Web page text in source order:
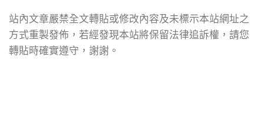
站內文章嚴禁全文轉貼或修改內容及未標示本站網址之
方式重製發佈，若經發現本站將保留法律追訴權，請您
轉貼時確實遵守，謝謝。